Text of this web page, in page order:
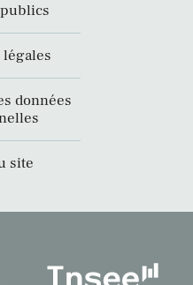
données
site